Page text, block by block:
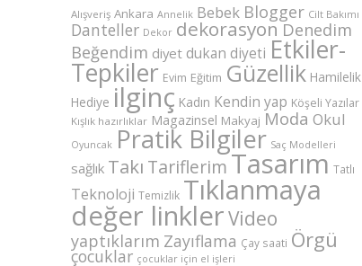
Alışveriş Ankara Annelik Bebek Blogger Cilt Bakımı
Danteller Dekor dekorasyon Denedim
Beğendim diyet dukan diyeti Etkiler-
Tepkiler Evim Eğitim Güzellik Hamilelik
Hediye ilginç Kadın Kendin yap Köşeli Yazılar
Kışlık hazırlıklar Magazinsel Makyaj Moda Okul
Oyuncak Pratik Bilgiler Saç Modelleri
sağlık Takı Tariflerim Tasarım Tatlı
Teknoloji Temizlik Tıklanmaya
değer linklerVideo
yaptıklarım Zayıflama Çay saati Örgü
çocuklar çocuklar için el işleri